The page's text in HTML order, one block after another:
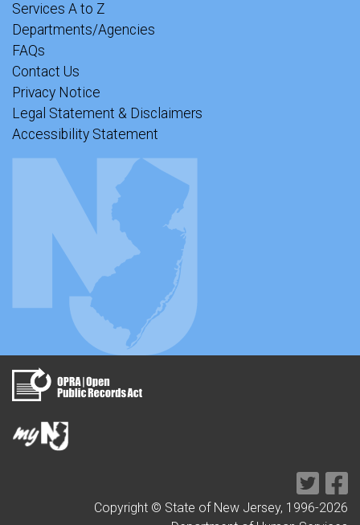
Services A to Z
Departments/Agencies
FAQs
Contact Us
Privacy Notice
Legal Statement & Disclaimers
Accessibility Statement
Copyright © State of New Jersey, 1996-2026